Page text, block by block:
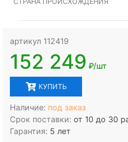
артикул 112419
152 249 ₽/шт
КУПИТЬ
Наличие: под заказ
Срок поставки: от 10 до 30
Гарантия: 5 лет